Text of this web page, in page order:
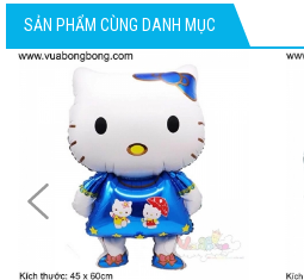
SẢN PHẨM CÙNG DANH MỤC